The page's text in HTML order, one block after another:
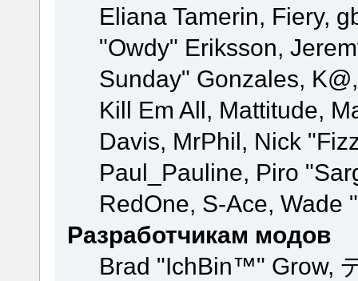
Eliana Tamerin, Fiery,
"Owdy" Eriksson,
Sunday" Gonzales,
Kill Em All, Mattitude,
Davis, MrPhil, Nick
Paul_Pauline, Piro
RedOne, S-Ace,
Разработчикам модов
Brad "IchBin™" Grow,